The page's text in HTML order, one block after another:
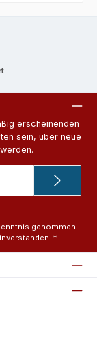
erscheinenden
sein, über neue
genommen
*